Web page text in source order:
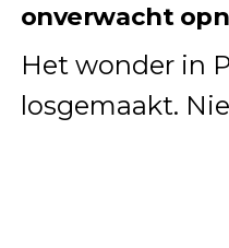
onverwacht
Het wonder in
losgemaakt.